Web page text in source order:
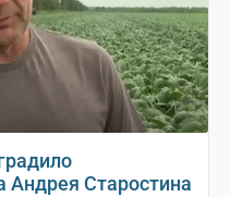
Андрея Старостина